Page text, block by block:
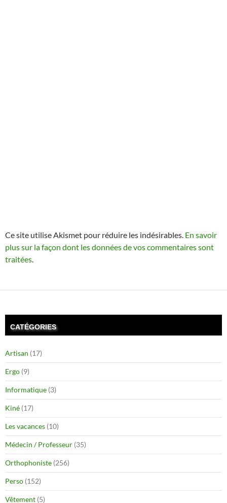
Ce site utilise Akismet pour réduire les indésirables. En savoir
plus sur la façon dont les données de vos commentaires sont
traitées
CATÉGORIES
Artisan (17)
Ergo (9)
Informatique (3)
Kiné (17)
Les vacances (10)
Médecin / Professeur (35)
Orthophoniste (256)
Perso (152)
Vêtement (5)